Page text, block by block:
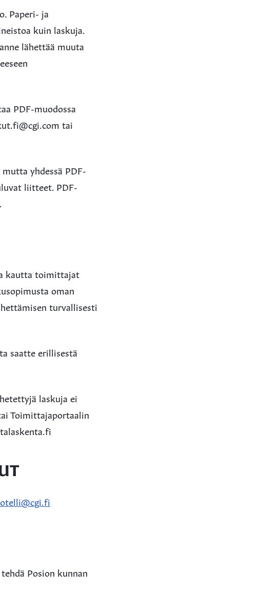
Paperi- ja
kuin laskuja.
lähettää muuta
PDF-muodossa
tai
yhdessä PDF-
liitteet. PDF-
kautta toimittajat
oman
turvallisesti
saatte erillisestä
laskuja ei
Toimittajaportaalin
Posion kunnan